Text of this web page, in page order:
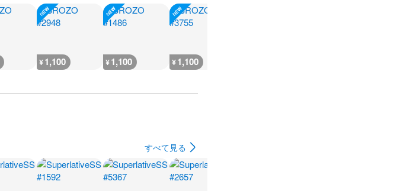
¥1,100 ¥1,100 ¥1,100
すべて見る